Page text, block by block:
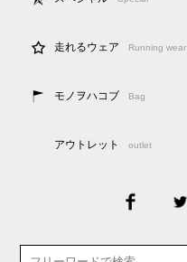
走れるウェア Running wear
モノヲハコブ Bag
アウトレット outlet